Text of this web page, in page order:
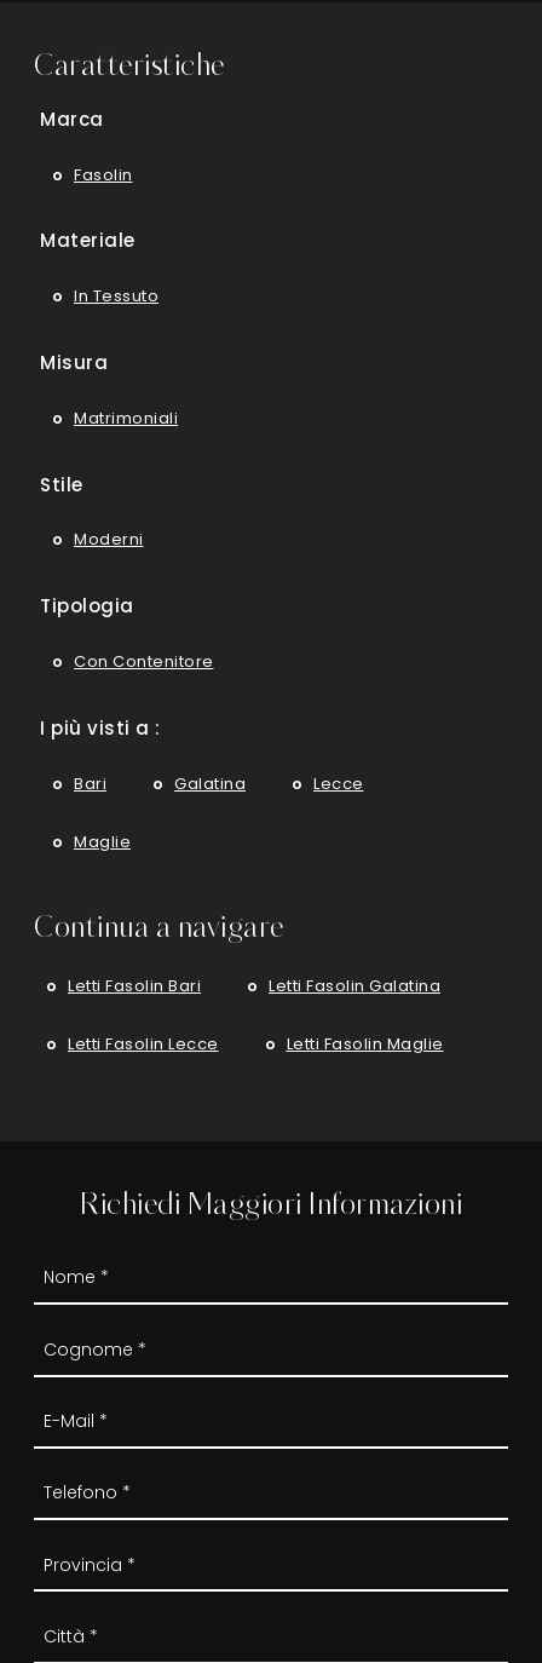
Caratteristiche
Marca
Fasolin
Materiale
In Tessuto
Misura
Matrimoniali
Stile
Moderni
Tipologia
Con Contenitore
I più visti a :
Bari Galatina Lecce
Maglie
Continua a navigare
Letti Fasolin Bari Letti Fasolin Galatina
Letti Fasolin Lecce Letti Fasolin Maglie
Richiedi Maggiori Informazioni